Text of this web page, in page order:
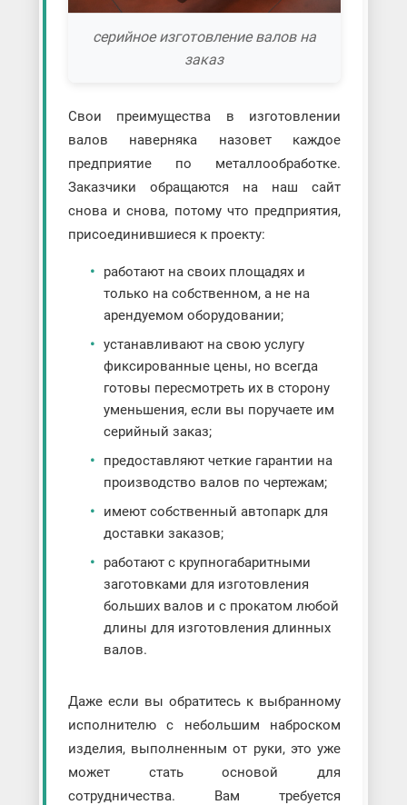
серийное изготовление валов на
заказ
Свои преимущества в изготовлении
валов наверняка назовет каждое
предприятие по металлообработке.
Заказчики обращаются на наш сайт
снова и снова, потому что предприятия,
присоединившиеся к проекту:
работают на своих площадях и
только на собственном, а не на
арендуемом оборудовании;
устанавливают на свою услугу
фиксированные цены, но всегда
готовы пересмотреть их в сторону
уменьшения, если вы поручаете им
серийный заказ;
предоставляют четкие гарантии на
производство валов по чертежам;
имеют собственный автопарк для
доставки заказов;
работают с крупногабаритными
заготовками для изготовления
больших валов и с прокатом любой
длины для изготовления длинных
валов.
Даже если вы обратитесь к выбранному
исполнителю с небольшим наброском
изделия, выполненным от руки, это уже
может стать основой для
сотрудничества. Вам требуется